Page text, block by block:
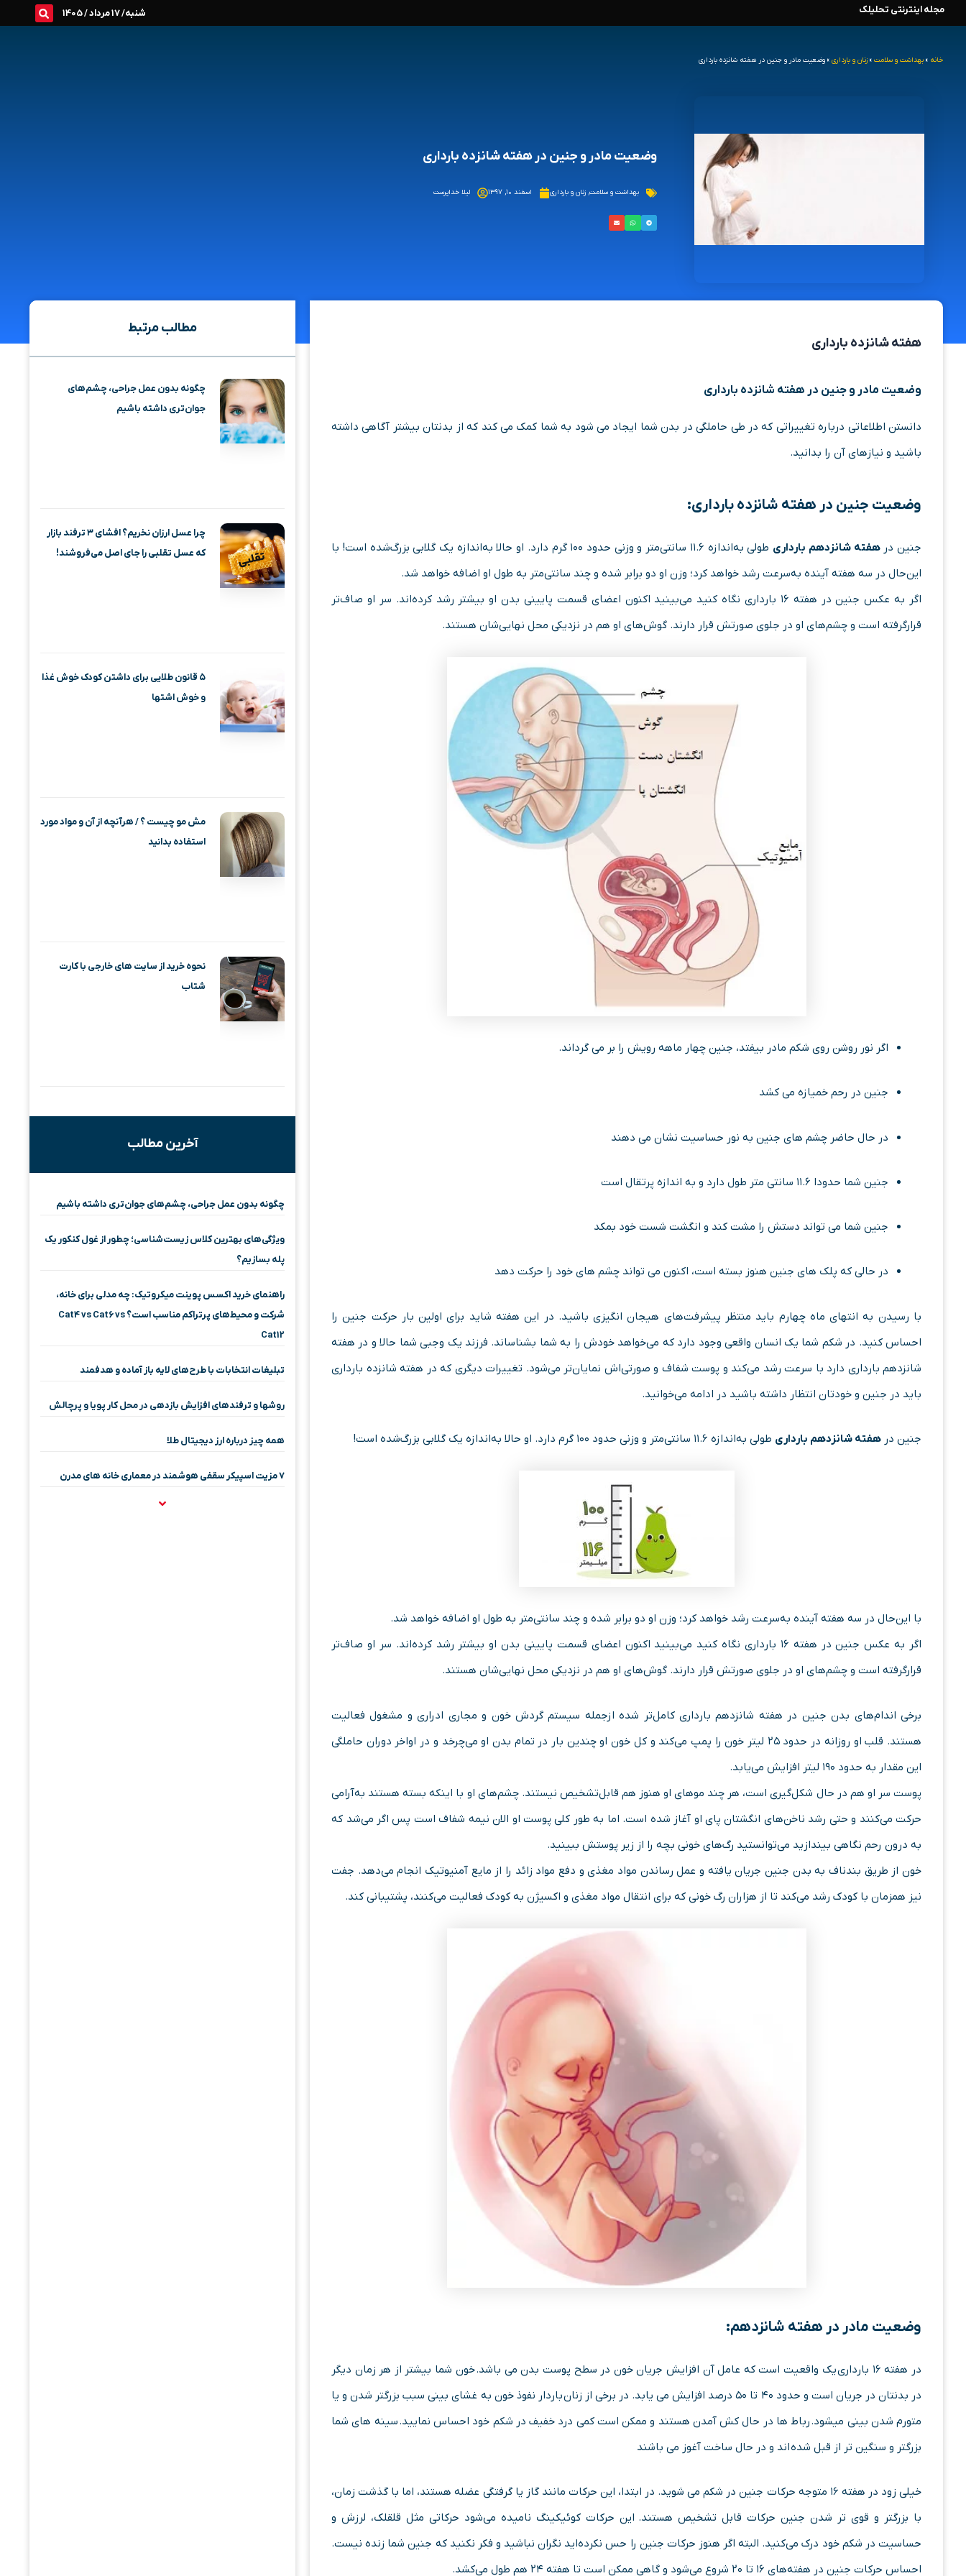
محتوا
مجله اینترنتی تحلیلک شنبه/ 17 مرداد / 1405
خانه » بهداشت و سلامت » زنان و بارداری » وضعیت مادر و جنین در هفته شانزده بارداری
وضعیت مادر و جنین در هفته شانزده بارداری
بهداشت و سلامت, زنان و بارداری اسفند ۱۰, ۱۳۹۷ لیلا خداپرست
هفته شانزده بارداری
وضعیت مادر و جنین در هفته شانزده بارداری
دانستن اطلاعاتی درباره تغییراتی که در طی حاملگی در بدن شما ایجاد می شود به شما کمک می کند که از بدنتان بیشتر آگاهی داشته
باشید و نیازهای آن را بدانید.
وضعیت جنین در هفته شانزده بارداری:
جنین درهفته شانزدهم بارداری
طولی به‌اندازه ۱۱.۶ سانتی‌متر و وزنی حدود ۱۰۰ گرم دارد. او حالا به‌اندازه یک گلابی بزرگ‌شده است! با
این‌حال در سه هفته آینده به‌سرعت رشد خواهد کرد؛ وزن او دو برابر شده و چند سانتی‌متر به طول او اضافه خواهد شد.
اگر به عکس جنین در هفته ۱۶ بارداری نگاه کنید می‌بینید اکنون اعضای قسمت پایینی بدن او بیشتر رشد کرده‌اند. سر او صاف‌تر
قرارگرفته است و چشم‌های او در جلوی صورتش قرار دارند. گوش‌های او هم در نزدیکی محل نهایی‌شان هستند.
اگر نور روشن روی شکم مادر بیفتد، جنین چهار ماهه رویش را بر می گرداند.
جنین در رحم خمیازه می کشد
در حال حاضر چشم های جنین به نور حساسیت نشان می دهند
جنین شما حدودا ۱۱.۶ سانتی متر طول دارد و به اندازه پرتقال است
جنین شما می تواند دستش را مشت کند و انگشت شست خود بمکد
در حالی که پلک های جنین هنوز بسته است، اکنون می تواند چشم های خود را حرکت دهد
با رسیدن به انتهای ماه چهارم باید منتظر پیشرفت‌های هیجان انگیزی باشید. در این هفته شاید برای اولین بار حرکت جنین را
احساس کنید. در شکم شما یک انسان واقعی وجود دارد که می‌خواهد خودش را به شما بشناساند. فرزند یک وجبی شما حالا و در هفته
شانزدهم بارداری دارد با سرعت رشد می‌کند و پوست شفاف و صورتی‌اش نمایان‌تر می‌شود. تغییرات دیگری که در هفته شانزده بارداری
باید در جنین و خودتان انتظار داشته باشید در ادامه می‌خوانید.
جنین در هفته شانزدهم بارداری طولی به‌اندازه ۱۱.۶ سانتی‌متر و وزنی حدود ۱۰۰ گرم دارد. او حالا به‌اندازه یک گلابی بزرگ‌شده است!
با این‌حال در سه هفته آینده به‌سرعت رشد خواهد کرد؛ وزن او دو برابر شده و چند سانتی‌متر به طول او اضافه خواهد شد.
اگر به عکس جنین در هفته ۱۶ بارداری نگاه کنید می‌بینید اکنون اعضای قسمت پایینی بدن او بیشتر رشد کرده‌اند. سر او صاف‌تر
قرارگرفته است و چشم‌های او در جلوی صورتش قرار دارند. گوش‌های او هم در نزدیکی محل نهایی‌شان هستند.
برخی اندام‌های بدن جنین در هفته شانزدهم بارداری کامل‌تر شده ازجمله سیستم گردش خون و مجاری ادراری و مشغول فعالیت
هستند. قلب او روزانه در حدود ۲۵ لیتر خون را پمپ می‌کند و کل خون او چندین بار در تمام بدن او می‌چرخد و در اواخر دوران حاملگی
این مقدار به حدود ۱۹۰ لیتر افزایش می‌یابد.
پوست سر او هم در حال شکل‌گیری است، هر چند موهای او هنوز هم قابل‌تشخیص نیستند. چشم‌های او با اینکه بسته هستند به‌آرامی
حرکت می‌کنند و حتی رشد ناخن‌های انگشتان پای او آغاز شده است. اما به طور کلی پوست او الان نیمه شفاف است پس اگر می‌شد که
به درون رحم نگاهی بیندازید می‌توانستید رگ‌های خونی بچه را از زیر پوستش ببینید.
خون از طریق بندناف به بدن جنین جریان یافته و عمل رساندن مواد مغذی و دفع مواد زائد را از مایع آمنیوتیک انجام می‌دهد. جفت
نیز همزمان با کودک رشد می‌کند تا از هزاران رگ خونی که برای انتقال مواد مغذی و اکسیژن به کودک فعالیت می‌کنند، پشتیبانی کند.
وضعیت مادر در هفته شانزدهم:
در هفته ۱۶ بارداری یک واقعیت است که عامل آن افزایش جریان خون در سطح پوست بدن می باشد. خون شما بیشتر از هر زمان دیگر
در بدنتان در جریان است و حدود ۴۰ تا ۵۰ درصد افزایش می یابد. در برخی از زنان باردار نفوذ خون به غشای بینی سبب بزرگتر شدن و یا
متورم شدن بینی میشود. رباط ها در حال کش آمدن هستند و ممکن است کمی درد خفیف در شکم خود احساس نمایید. سینه های شما
بزرگتر و سنگین تر از قبل شده اند و در حال ساخت آغوز می باشند
خیلی زود در هفته ۱۶ متوجه حرکات جنین در شکم می شوید. در ابتدا، این حرکات مانند گاز یا گرفتگی عضله هستند، اما با گذشت زمان،
با بزرگتر و قوی تر شدن جنین حرکات قابل تشخیص هستند. این حرکات کوئیکینگ نامیده می‌شود حرکاتی مثل قلقلک، لرزش و
حساسیت در شکم خود درک می‌کنید. البته اگر هنوز حرکات جنین را حس نکرده‌اید نگران نباشید و فکر نکنید که جنین شما زنده نیست.
احساس حرکات جنین در هفته‌های ۱۶ تا ۲۰ شروع می‌شود و گاهی ممکن است تا هفته ۲۴ هم طول می‌کشد.
مطالب مرتبط
چگونه بدون عمل جراحی، چشم‌های
جوان‌تری داشته باشیم
چرا عسل ارزان نخریم؟ افشای ۳ ترفند بازار
که عسل تقلبی را جای اصل می‌فروشند!
۵ قانون طلایی برای داشتن کودک خوش غذا
و خوش اشتها
مش مو چیست ؟ / هرآنچه از آن و مواد مورد
استفاده بدانید
نحوه خرید از سایت های خارجی با کارت
شتاب
آخرین مطالب
چگونه بدون عمل جراحی، چشم‌های جوان‌تری داشته باشیم
ویژگی‌های بهترین کلاس زیست‌شناسی؛ چطور از غول کنکور یک
پله بسازیم؟
راهنمای خرید اکسس پوینت میکروتیک: چه مدلی برای خانه،
شرکت و محیط‌های پرتراکم مناسب است؟ Cat4 vs Cat6 vs
Cat12
تبلیغات انتخابات با طرح‌های لایه باز آماده و هدفمند
روشها و ترفندهای افزایش بازدهی در محل کار پویا و پرچالش
همه چیز درباره ارز دیجیتال طلا
۷ مزیت اسپیکر سقفی هوشمند در معماری خانه‌ های مدرن